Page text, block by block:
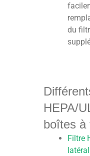
du
HEPA/
boîtes à
Filtre
latéral